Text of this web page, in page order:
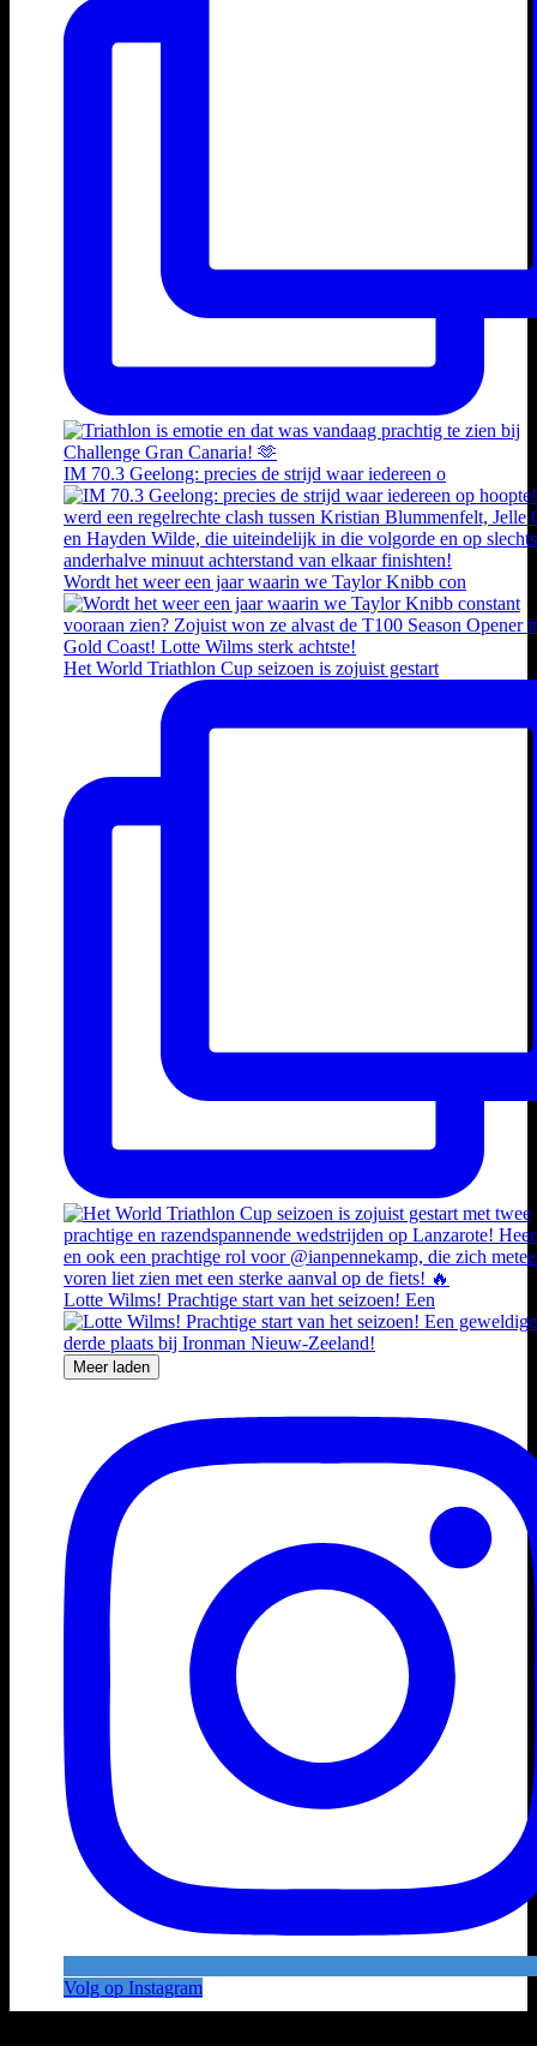
IM 70.3 Geelong: precies de strijd waar iedereen o
Wordt het weer een jaar waarin we Taylor Knibb con
Het World Triathlon Cup seizoen is zojuist gestart
Lotte Wilms! Prachtige start van het seizoen! Een
Meer laden
Volg op Instagram